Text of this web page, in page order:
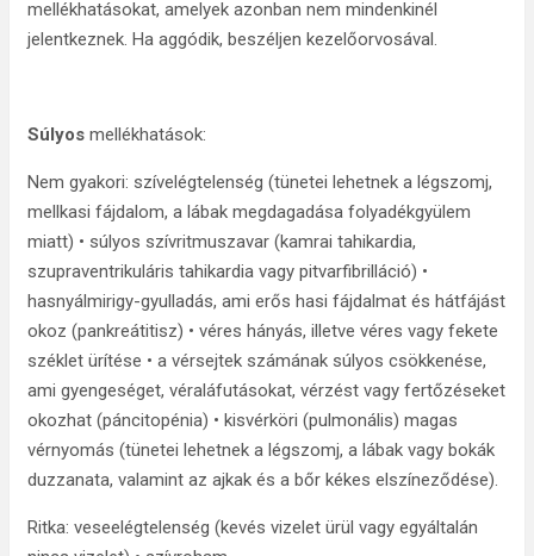
mellékhatásokat, amelyek azonban nem mindenkinél
jelentkeznek. Ha aggódik, beszéljen kezelőorvosával.
Súlyos mellékhatások:
Nem gyakori: szívelégtelenség (tünetei lehetnek a légszomj,
mellkasi fájdalom, a lábak megdagadása folyadékgyülem
miatt) • súlyos szívritmuszavar (kamrai tahikardia,
szupraventrikuláris tahikardia vagy pitvarfibrilláció) •
hasnyálmirigy-gyulladás, ami erős hasi fájdalmat és hátfájást
okoz (pankreátitisz) • véres hányás, illetve véres vagy fekete
széklet ürítése • a vérsejtek számának súlyos csökkenése,
ami gyengeséget, véraláfutásokat, vérzést vagy fertőzéseket
okozhat (páncitopénia) • kisvérköri (pulmonális) magas
vérnyomás (tünetei lehetnek a légszomj, a lábak vagy bokák
duzzanata, valamint az ajkak és a bőr kékes elszíneződése).
Ritka: veseelégtelenség (kevés vizelet ürül vagy egyáltalán